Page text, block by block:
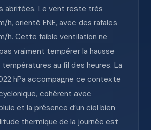
abritées. Le vent reste très
h, orienté ENE, avec des rafales
h. Cette faible ventilation ne
vraiment tempérer la hausse
au fil des heures. La
hPa accompagne ce contexte
cohérent avec
et la présence d’un ciel bien
thermique de la journée est